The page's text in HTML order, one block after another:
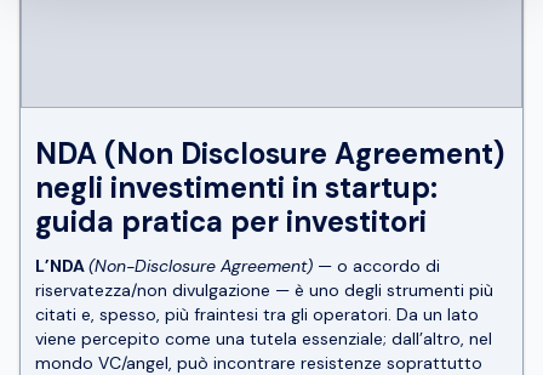
NDA (Non Disclosure Agreement)
negli investimenti in startup:
guida pratica per investitori
L’NDA(Non-Disclosure Agreement) — o accordo di
riservatezza/non divulgazione — è uno degli strumenti più
citati e, spesso, più fraintesi tra gli operatori. Da un lato
viene percepito come una tutela essenziale; dall’altro, nel
mondo VC/angel, può incontrare resistenze soprattutto